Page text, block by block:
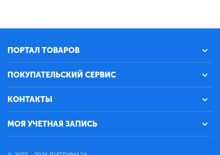
ПОРТАЛ ТОВАРОВ
ПОКУПАТЕЛЬСКИЙ СЕРВИС
КОНТАКТЫ
МОЯ УЧЕТНАЯ ЗАПИСЬ